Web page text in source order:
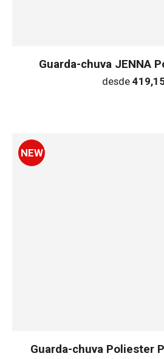
Guarda-chuva JENNA
desde
NEW
Guarda-chuva Poliester